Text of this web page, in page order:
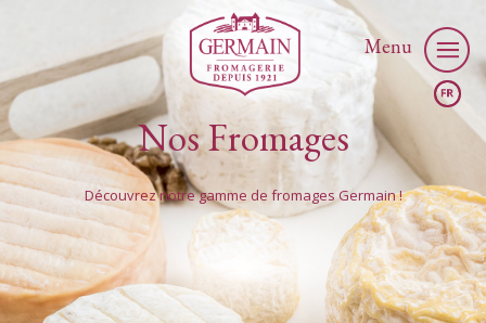
Menu
Nos Fromages
Découvrez notre gamme de fromages Germain !